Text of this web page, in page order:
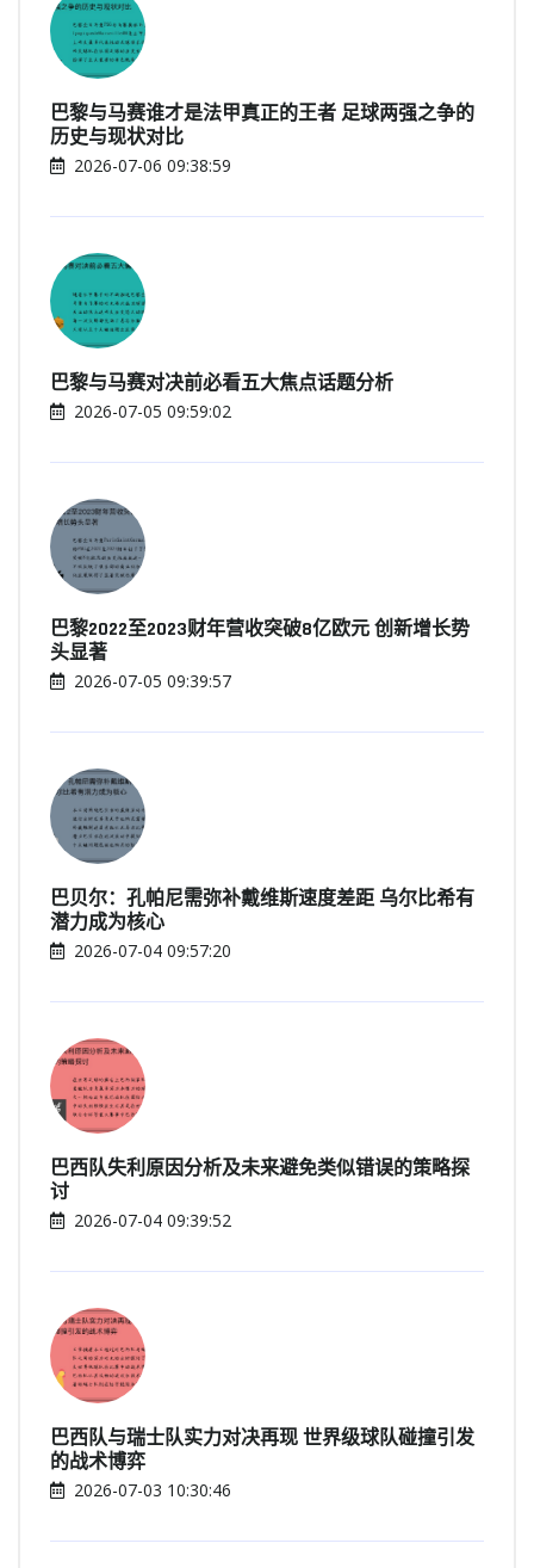
巴黎与马赛谁才是法甲真正的王者 足球两强之争的
历史与现状对比
2026-07-06 09:38:59
巴黎与马赛对决前必看五大焦点话题分析
2026-07-05 09:59:02
巴黎2022至2023财年营收突破8亿欧元 创新增长势
头显著
2026-07-05 09:39:57
巴贝尔：孔帕尼需弥补戴维斯速度差距 乌尔比希有
潜力成为核心
2026-07-04 09:57:20
巴西队失利原因分析及未来避免类似错误的策略探
讨
2026-07-04 09:39:52
巴西队与瑞士队实力对决再现 世界级球队碰撞引发
的战术博弈
2026-07-03 10:30:46